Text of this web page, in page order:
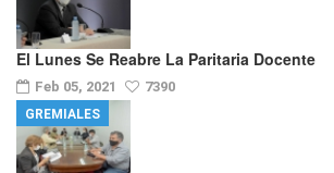
El Lunes Se Reabre La Paritaria Docente
Feb 05, 2021 7390
GREMIALES